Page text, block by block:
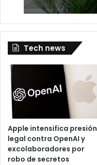
Tech news
Apple intensifica presión
legal contra OpenAI y
excolaboradores por
robo de secretos